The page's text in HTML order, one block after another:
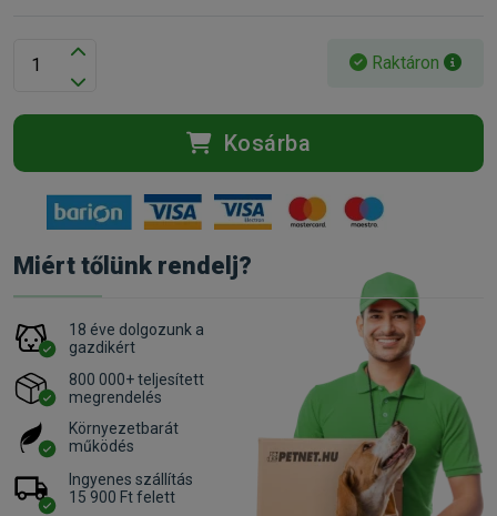
Raktáron
Kosárba
Miért tőlünk rendelj?
18 éve dolgozunk a
gazdikért
800 000+ teljesített
megrendelés
Környezetbarát
működés
Ingyenes szállítás
15 900 Ft felett